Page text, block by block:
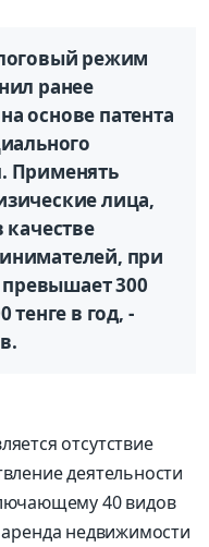
режим
ранее
основе патента
Применять
лица,
качестве
при
300
в год, -
отсутствие
деятельности
40 видов
аренда недвижимости